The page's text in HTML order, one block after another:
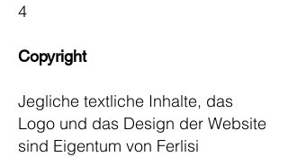
4
Copyright
Jegliche textliche Inhalte, das
Logo und das Design der Website
sind Eigentum von Ferlisi